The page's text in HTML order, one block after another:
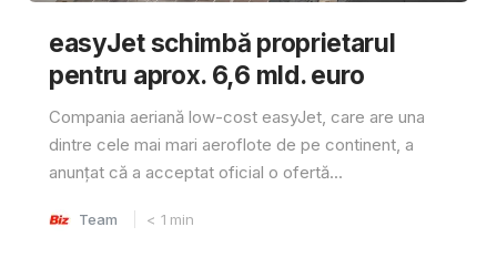
easyJet schimbă proprietarul
pentru aprox. 6,6 mld. euro
Compania aeriană low-cost easyJet, care are una
dintre cele mai mari aeroflote de pe continent, a
anunțat că a acceptat oficial o ofertă...
Team < 1 min